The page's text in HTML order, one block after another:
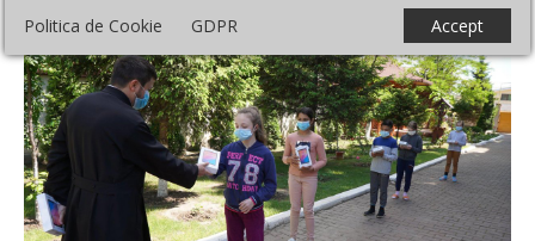
Politica de Cookie GDPR Accept